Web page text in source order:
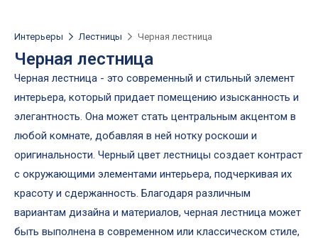
Интерьеры Лестницы Черная лестница
Черная лестница
Черная лестница - это современный и стильный элемент
интерьера, который придает помещению изысканность и
элегантность. Она может стать центральным акцентом в
любой комнате, добавляя в ней нотку роскоши и
оригинальности. Черный цвет лестницы создает контраст
с окружающими элементами интерьера, подчеркивая их
красоту и сдержанность. Благодаря различным
вариантам дизайна и материалов, черная лестница может
быть выполнена в современном или классическом стиле,